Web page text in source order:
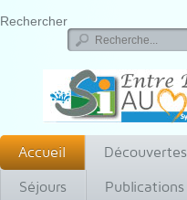
Rechercher
Accueil Découvertes
Séjours
Publications